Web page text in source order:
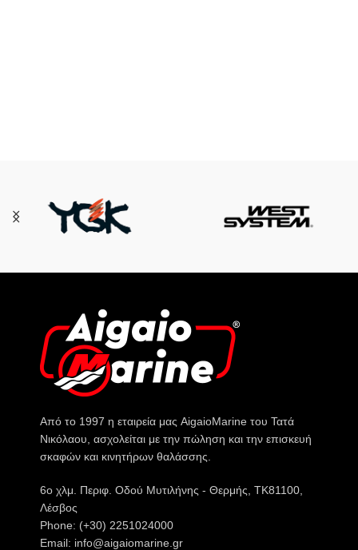
Από το 1997 η εταιρεία μας AigaioMarine του Τατά
Νικόλαου, ασχολείται με την πώληση και την επισκευή
σκαφών και κινητήρων θαλάσσης.
6o χλμ. Περιφ. Οδού Μυτιλήνης - Θερμής, ΤΚ81100,
Λέσβος
Phone: (+30) 2251024000
Email: info@aigaiomarine.gr